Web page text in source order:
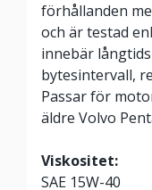
förhållanden
och är testad
innebär
bytesintervall,
Passar för
äldre Volvo
Viskositet:
SAE 15W-40